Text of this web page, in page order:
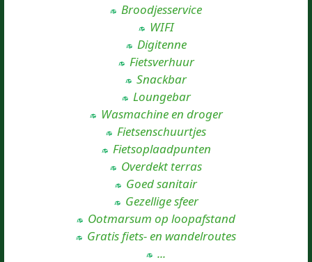
Broodjesservice
WIFI
Digitenne
Fietsverhuur
Snackbar
Loungebar
Wasmachine en droger
Fietsenschuurtjes
Fietsoplaadpunten
Overdekt terras
Goed sanitair
Gezellige sfeer
Ootmarsum op loopafstand
Gratis fiets- en wandelroutes
...